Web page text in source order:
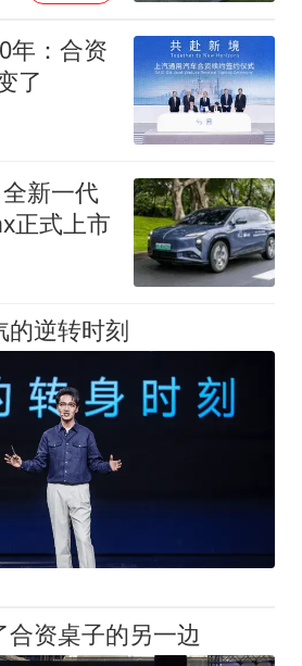
年：合资
了
新一代
正式上市
的逆转时刻
资桌子的另一边